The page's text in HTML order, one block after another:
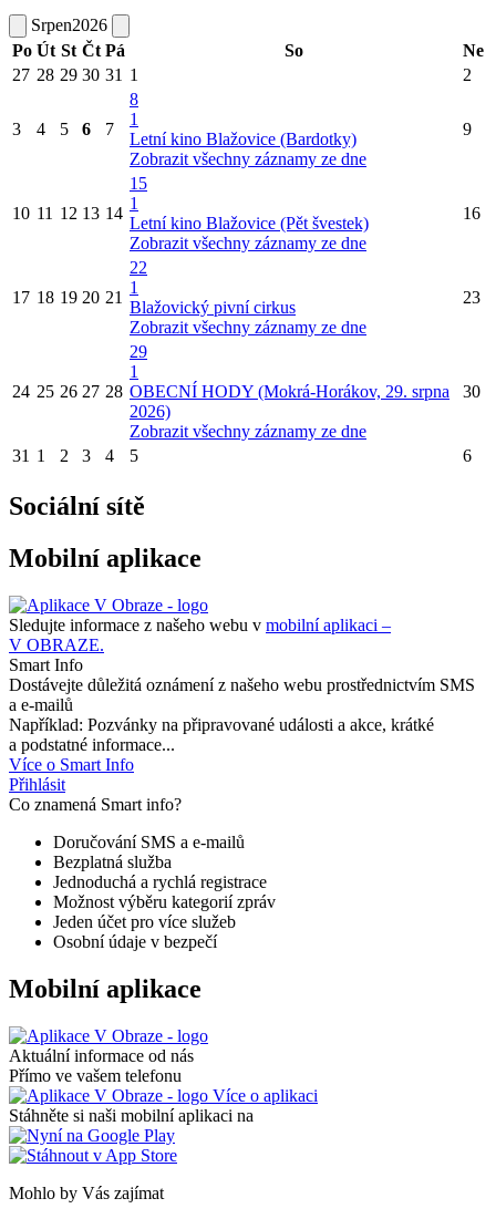
Srpen2026
Po Út St Čt Pá So
Ne
27 28 29 30 31 1 2
3 4 5 6 7
8
1
Letní kino Blažovice (Bardotky)
Zobrazit všechny záznamy ze dne
9
10 11 12 13 14
15
1
Letní kino Blažovice (Pět švestek)
Zobrazit všechny záznamy ze dne
16
17 18 19 20 21
22
1
Blažovický pivní cirkus
Zobrazit všechny záznamy ze dne
23
24 25 26 27 28
29
1
OBECNÍ HODY (Mokrá-Horákov, 29. srpna
2026)
Zobrazit všechny záznamy ze dne
30
31 1 2 3 4 5 6
Sociální sítě
Mobilní aplikace
Sledujte informace z našeho webu v mobilní aplikaci –
V OBRAZE.
Smart Info
Dostávejte důležitá oznámení z našeho webu prostřednictvím SMS
a e-mailů
Například: Pozvánky na připravované události a akce, krátké
a podstatné informace...
Více o Smart Info
Přihlásit
Co znamená Smart info?
Doručování SMS a e-mailů
Bezplatná služba
Jednoduchá a rychlá registrace
Možnost výběru kategorií zpráv
Jeden účet pro více služeb
Osobní údaje v bezpečí
Mobilní aplikace
Aktuální informace od nás
Přímo ve vašem telefonu
Více o aplikaci
Stáhněte si naši mobilní aplikaci na
Mohlo by Vás zajímat